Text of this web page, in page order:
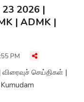
23 2026 |
| ADMK |
PM
விரைவுச் செய்திகள் |